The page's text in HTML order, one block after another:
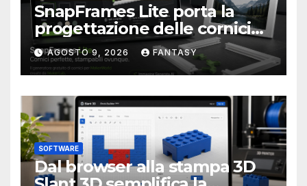
SnapFrames Lite porta la
progettazione delle cornici
personalizzate direttamente
nel browser
AGOSTO 9, 2026 FANTASY
SOFTWARE
Dal browser alla stampa 3D